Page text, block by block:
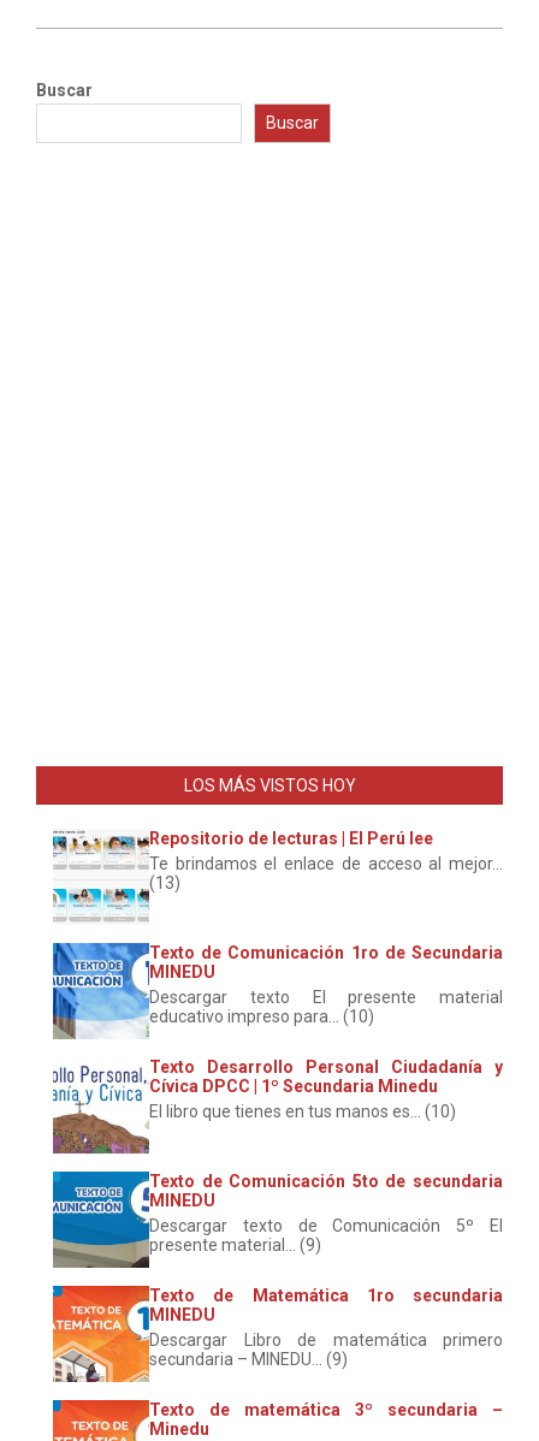
Buscar
Buscar
LOS MÁS VISTOS HOY
Repositorio de lecturas | El Perú lee
Te brindamos el enlace de acceso al mejor...
(13)
Texto de Comunicación 1ro de Secundaria
MINEDU
Descargar texto El presente material
educativo impreso para... (10)
Texto Desarrollo Personal Ciudadanía y
Cívica DPCC | 1º Secundaria Minedu
El libro que tienes en tus manos es... (10)
Texto de Comunicación 5to de secundaria
MINEDU
Descargar texto de Comunicación 5º El
presente material... (9)
Texto de Matemática 1ro secundaria
MINEDU
Descargar Libro de matemática primero
secundaria – MINEDU... (9)
Texto de matemática 3º secundaria –
Minedu